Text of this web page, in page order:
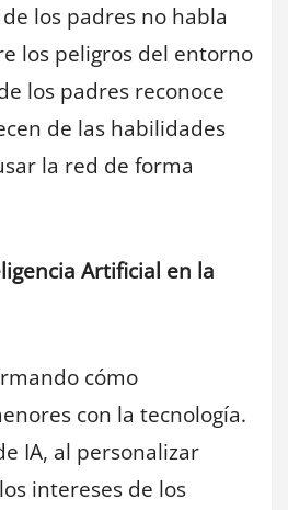
los padres no habla
los peligros del entorno
los padres reconoce
de las habilidades
la red de forma
Artificial en la
cómo
con la tecnología.
IA, al personalizar
intereses de los